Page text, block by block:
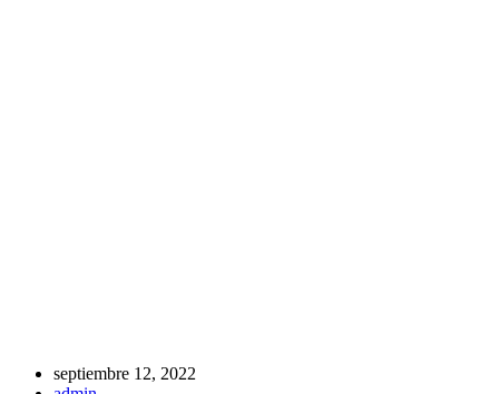
septiembre 12, 2022